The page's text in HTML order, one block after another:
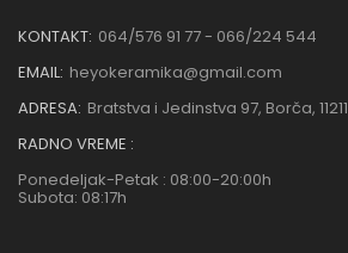
KONTAKT: 064/576 91 77 - 066/224 544
EMAIL: heyokeramika@gmail.com
ADRESA: Bratstva i Jedinstva 97, Borča, 11211
RADNO VREME :
Ponedeljak-Petak : 08:00-20:00h
Subota: 08:17h